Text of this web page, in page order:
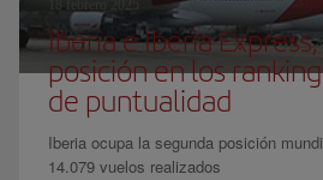
18 febrero 2025
Iberia e Iberia
posición en los
de puntualidad
Iberia ocupa la segunda posición
14.079 vuelos realizados